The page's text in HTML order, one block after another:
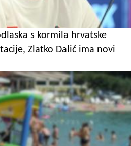
s kormila hrvatske
Zlatko Dalić ima novi